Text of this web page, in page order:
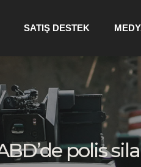
SATIŞ DESTEK
polis